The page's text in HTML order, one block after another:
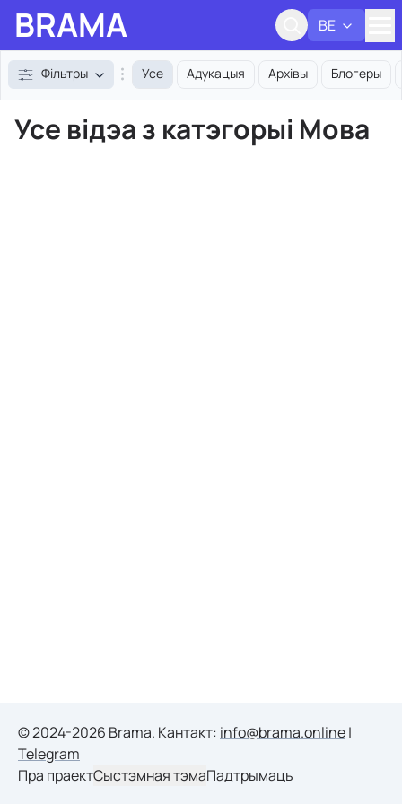
BRAMA BE
Фільтры
Усе Адукацыя Архівы Блогеры
Усе відэа з катэгорыі Мова
© 2024-2026 Brama. Кантакт: info@brama.online|
Telegram
Пра праектСыстэмная тэмаПадтрымаць